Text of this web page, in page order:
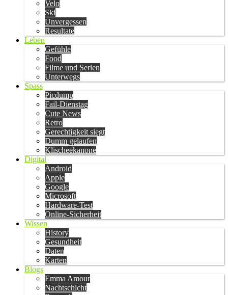
Velo
Ski
Unvergessen
Resultate
Leben
Gefühle
Food
Filme und Serien
Unterwegs
Spass
Picdump
Fail-Dienstag
Cute News
Retro
Gerechtigkeit siegt
Dumm gelaufen
Klischeekanone
Digital
Android
Apple
Google
Microsoft
Hardware-Test
Online-Sicherheit
Wissen
History
Gesundheit
Daten
Karten
Blogs
Emma Amour
Nachtschicht